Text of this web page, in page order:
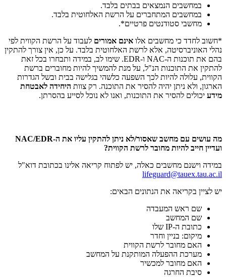
במחשבים הנמצאים בבתים בלבד.
במחשבים המתחברים על הרשת האלחוטית בלבד.
מחשבי סטודנטים פרטיים*.
*חשוב לחדד כי מחשבים אלו אינם אמורים לעבוד על הרשת הקווית לפי
נהלי האוניברסיטה, אלא לרשת האלחוטית בלבד. על כן, אין צורך להתקין
בהם את תוכנות ה-NAC ו-EDR. שימו לב, במידה ותבחרו בכל זאת
להתקין את התוכנות הנ"ל, על מנת להמשיך להיות מחוברים ברשת
הקווית, עלולה להיות לכך השפעה כלשהי בגלישה בבית ובשל הגדרות
הארגון, ולא ניתן יהיה להסיר את התוכנה. רק צוות היחידה לאבטחת
מידע יכולים להסיר את התוכנות, ואנו לא נוכל לסייע בהסרתן.
מה עושים עם מחשב שאסור/לא ניתן להתקין עליו את ה-NAC/EDR
ועדיין חייב להיות מחובר לרשת הקווית?
במידה וישנם מחשבים כאלה, יש לפתוח קריאה אלינו בכתובת דוא"ל
lifeguard@tauex.tau.ac.il
יש לציין בקריאה את הנתונים הבאים:
שם ראש המעבדה
שם המחשב
כתובת ה-IP שלו
מיקום: בניין וחדר
האם מחובר לרשת הקווית
מערכת ההפעלה המותקנת על המחשב
האם מחובר למכשיר
סיבת החרגה